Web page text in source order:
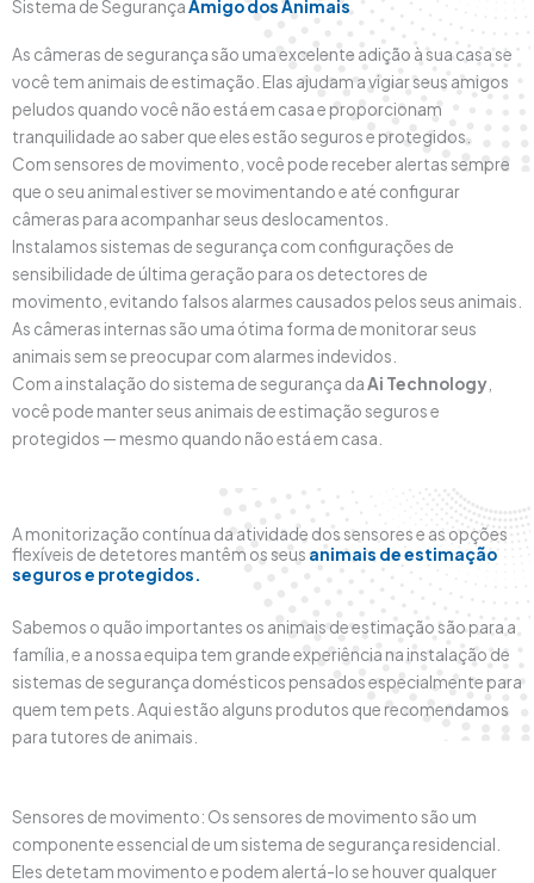
Sistema de SegurançaAmigo dos Animais
As câmeras de segurança são uma excelente adição à sua casa se
você tem animais de estimação. Elas ajudam a vigiar seus amigos
peludos quando você não está em casa e proporcionam
tranquilidade ao saber que eles estão seguros e protegidos.
Com sensores de movimento, você pode receber alertas sempre
que o seu animal estiver se movimentando e até configurar
câmeras para acompanhar seus deslocamentos.
Instalamos sistemas de segurança com configurações de
sensibilidade de última geração para os detectores de
movimento, evitando falsos alarmes causados pelos seus animais.
As câmeras internas são uma ótima forma de monitorar seus
animais sem se preocupar com alarmes indevidos.
Com a instalação do sistema de segurança daAi Technology
você pode manter seus animais de estimação seguros e
protegidos — mesmo quando não está em casa.
A monitorização contínua da atividade dos sensores e as opções
flexíveis de detetores mantêm os seus animais de estimação
seguros e protegidos.
Sabemos o quão importantes os animais de estimação são para a
família, e a nossa equipa tem grande experiência na instalação de
sistemas de segurança domésticos pensados especialmente para
quem tem pets. Aqui estão alguns produtos que recomendamos
para tutores de animais.
Sensores de movimento: Os sensores de movimento são um
componente essencial de um sistema de segurança residencial.
Eles detetam movimento e podem alertá-lo se houver qualquer